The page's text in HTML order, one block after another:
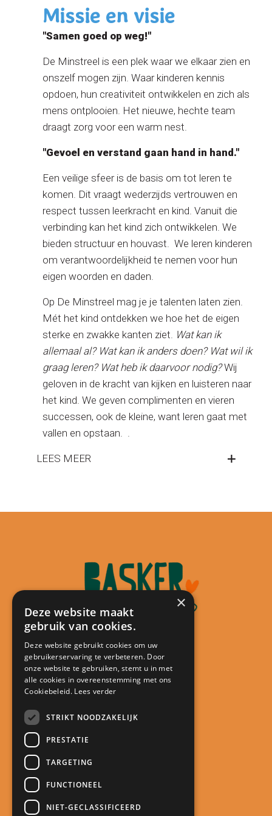
Missie en visie
"Samen goed op weg!"
De Minstreel is een plek waar we elkaar zien en
onszelf mogen zijn. Waar kinderen kennis
opdoen, hun creativiteit ontwikkelen en zich als
mens ontplooien. Het nieuwe, hechte team
draagt zorg voor een warm nest.
"Gevoel en verstand gaan hand in hand."
Een veilige sfeer is de basis om tot leren te
komen. Dit vraagt wederzijds vertrouwen en
respect tussen leerkracht en kind. Vanuit die
verbinding kan het kind zich ontwikkelen. We
bieden structuur en houvast. We leren kinderen
om verantwoordelijkheid te nemen voor hun
eigen woorden en daden.
Op De Minstreel mag je je talenten laten zien.
Mét het kind ontdekken we hoe het de eigen
sterke en zwakke kanten ziet. Wat kan ik
allemaal al? Wat kan ik anders doen? Wat wil ik
graag leren? Wat heb ik daarvoor nodig?Wij
geloven in de kracht van kijken en luisteren naar
het kind. We geven complimenten en vieren
successen, ook de kleine, want leren gaat met
vallen en opstaan. .
LEES MEER
Contact
Kindcentrum De Minstreel
3401 CA IJsselstein
directie@kcdeminstreel.nl
Snel naar
Meld je kind aan
×
Deze website maakt
gebruik van cookies.
Deze website gebruikt cookies om uw
gebruikerservaring te verbeteren. Door
onze website te gebruiken, stemt u in met
alle cookies in overeenstemming met ons
Cookiebeleid. Lees verder
STRIKT NOODZAKELIJK
PRESTATIE
TARGETING
FUNCTIONEEL
NIET-GECLASSIFICEERD